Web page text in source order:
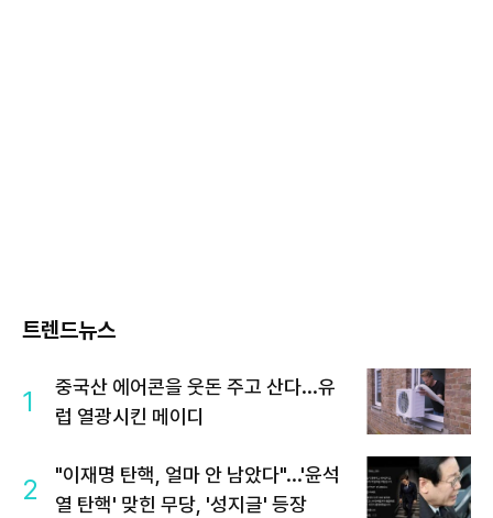
트렌드뉴스
1
중국산 에어콘을 웃돈 주고 산다...유
럽 열광시킨 메이디
2
"이재명 탄핵, 얼마 안 남았다"...'윤석
열 탄핵' 맞힌 무당, '성지글' 등장